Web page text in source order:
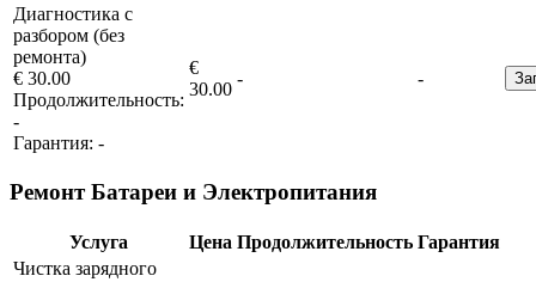
Диагностика с
разбором (без
ремонта)
€ 30.00
Продолжительность:
-
Гарантия: -
€
30.00
- -
Ремонт Батареи и Электропитания
Услуга Цена Продолжительность Гарантия
Чистка зарядного